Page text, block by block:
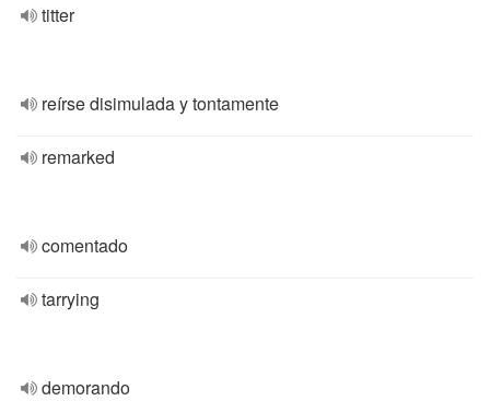
titter
reírse disimulada y tontamente
remarked
comentado
tarrying
demorando